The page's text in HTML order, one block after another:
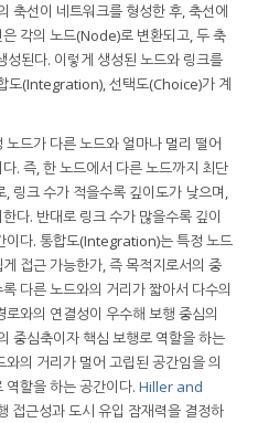
축선이 네트워크를 형성한 후, 축선에
각의 노드(Node)로 변환되고, 두 축
된다. 이렇게 생성된 노드와 링크를
도(Integration), 선택도(Choice)가 계
드가 다른 노드와 얼마나 멀리 떨어
. 즉, 한 노드에서 다른 노드까지 최단
링크 수가 적을수록 깊이도가 낮으며,
다. 반대로 링크 수가 많을수록 깊이
이다. 통합도(Integration)는 특정 노드
접근 가능한가, 즉 목적지로서의 중
다른 노드와의 거리가 짧아서 다수의
와의 연결성이 우수해 보행 중심의
중심축이자 핵심 보행로 역할을 하는
의 거리가 멀어 고립된 공간임을 의
역할을 하는 공간이다. Hiller and
접근성과 도시 유입 잠재력을 결정하